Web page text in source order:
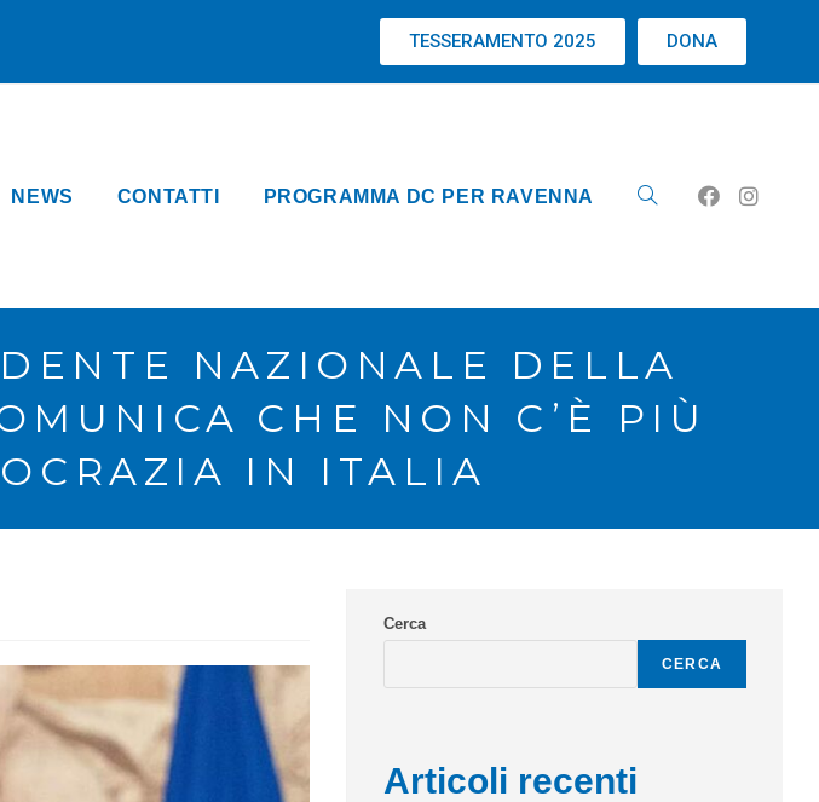
TESSERAMENTO 2025 DONA
NEWS CONTATTI PROGRAMMA DC PER RAVENNA
NAZIONALE DELLA
CHE NON C’È PIÙ
IN ITALIA
Cerca
CERCA
Articoli recenti